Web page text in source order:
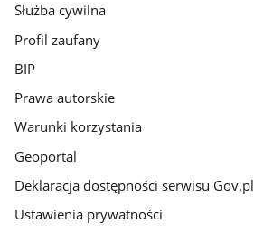
Służba cywilna
Profil zaufany
BIP
Prawa autorskie
Warunki korzystania
Geoportal
Deklaracja dostępności serwisu Gov.pl
Ustawienia prywatności